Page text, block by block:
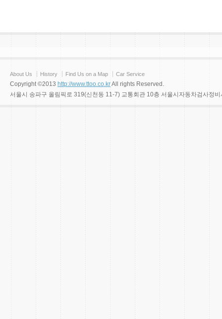
About Us History Find Us on a Map Car Service
Copyright ©2013 http://www.ttoo.co.krAll rights Reserved.
서울시 송파구 올림픽로 319(신천동 11-7) 교통회관 10층 서울시자동차검사정